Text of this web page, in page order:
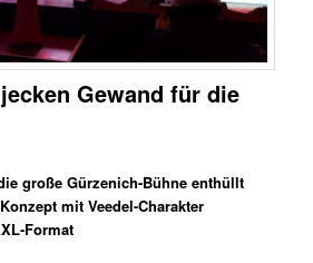
Gewand für die
große Gürzenich-Bühne enthüllt
mit Veedel-Charakter
Format